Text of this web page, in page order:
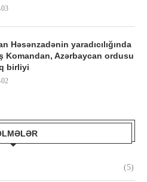
Həsənzadənin yaradıcılığında
Komandan, Azərbaycan ordusu
birliyi
(5)